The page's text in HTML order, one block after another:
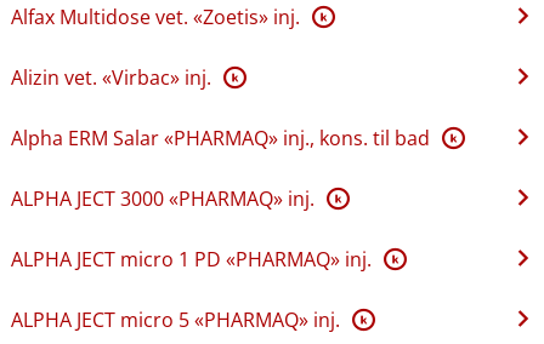
Alfax Multidose vet. «Zoetis» inj. K
Alizin vet. «Virbac» inj. K
Alpha ERM Salar «PHARMAQ» inj., kons. til bad K
ALPHA JECT 3000 «PHARMAQ» inj. K
ALPHA JECT micro 1 PD «PHARMAQ» inj. K
ALPHA JECT micro 5 «PHARMAQ» inj. K